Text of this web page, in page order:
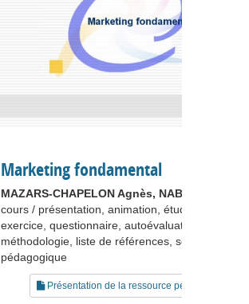
Marketing fondamental
MAZARS-CHAPELON Agnès, NABEC Lydiane
cours / présentation, animation, étude de cas,
exercice, questionnaire, autoévaluation,
méthodologie, liste de références, scénario
pédagogique
Présentation de la ressource pédagogique